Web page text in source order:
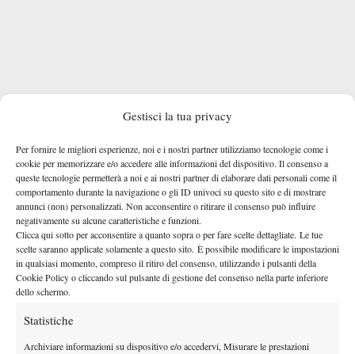
Gestisci la tua privacy
Per fornire le migliori esperienze, noi e i nostri partner utilizziamo tecnologie come i
cookie per memorizzare e/o accedere alle informazioni del dispositivo. Il consenso a
queste tecnologie permetterà a noi e ai nostri partner di elaborare dati personali come il
comportamento durante la navigazione o gli ID univoci su questo sito e di mostrare
annunci (non) personalizzati. Non acconsentire o ritirare il consenso può influire
negativamente su alcune caratteristiche e funzioni.
Clicca qui sotto per acconsentire a quanto sopra o per fare scelte dettagliate. Le tue
scelte saranno applicate solamente a questo sito. È possibile modificare le impostazioni
in qualsiasi momento, compreso il ritiro del consenso, utilizzando i pulsanti della
Cookie Policy o cliccando sul pulsante di gestione del consenso nella parte inferiore
dello schermo.
Statistiche
Archiviare informazioni su dispositivo e/o accedervi, Misurare le prestazioni
Per Kouame, invece, rimane un percorso estremamentepositivo :
dalle tre partite giocate al Roland Garros emergetutto il suo
talento cristallinoed una personalità fuori dal comune per un
tennista nato nel 2009. Le grandi prestazioni varranno anche il
best rankingper il francese che entrerà abbondantemente tra i
primi 250 giocatori del mondo, giàa ridosso della Top 200.